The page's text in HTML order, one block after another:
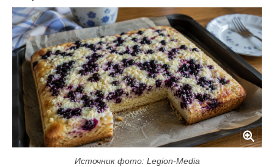
Источник фото: Legion-Media